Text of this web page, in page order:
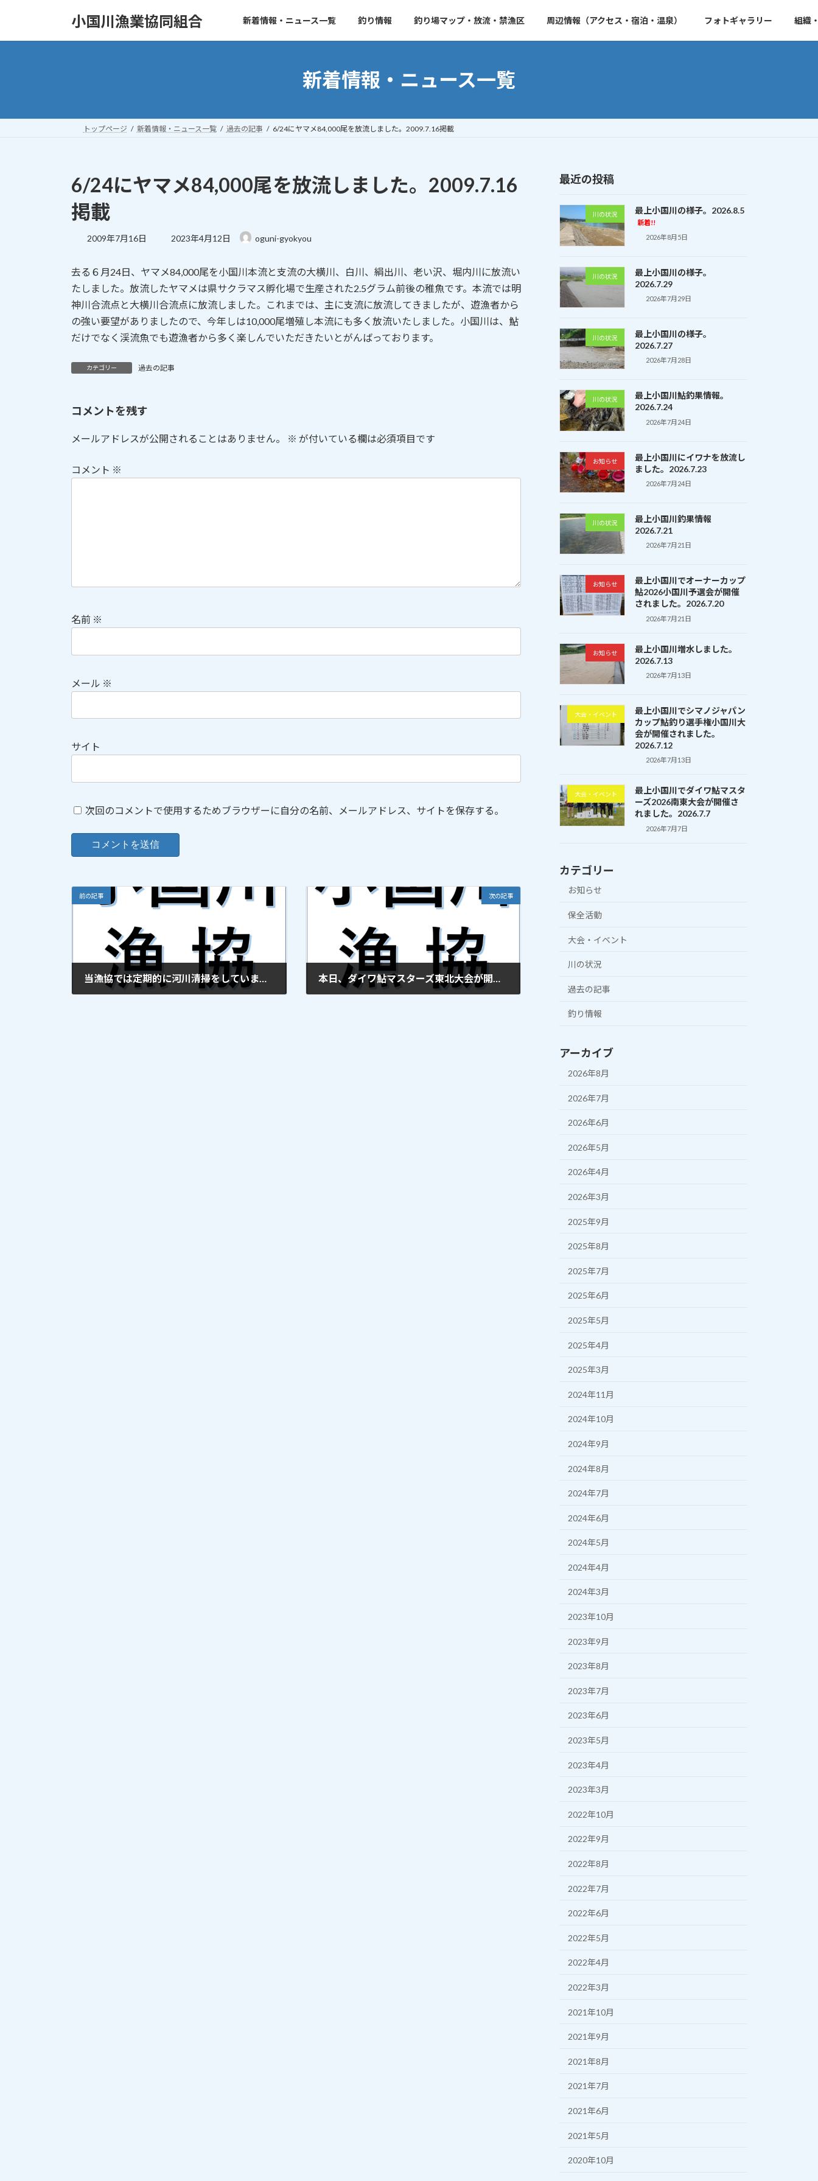
小国川漁業協同組合 新着情報・ニュース一覧 釣り情報 釣り場マップ・放流・禁漁区 周辺情報（アクセス・宿泊・温泉） フォトギャラリー 組織
新着情報・ニュース一覧
トップページ 新着情報・ニュース一覧 過去の記事 6/24にヤマメ84,000尾を放流しました。2009.7.16掲載
6/24にヤマメ84,000尾を放流しました。2009.7.16
掲載
2009年7月16日
最
新
日
:
2023年4月12日 oguni-gyokyou
去る６月24日、ヤマメ84,000尾を小国川本流と支流の大横川、白川、絹出川、老い沢、堀内川に放流い
たしました。放流したヤマメは県サクラマス孵化場で生産された2.5グラム前後の稚魚です。本流では明
神川合流点と大横川合流点に放流しました。これまでは、主に支流に放流してきましたが、遊漁者から
の強い要望がありましたので、今年しは10,000尾増殖し本流にも多く放流いたしました。小国川は、鮎
だけでなく渓流魚でも遊漁者から多く楽しんでいただきたいとがんばっております。
カテゴリー 過去の記事
コメントを残す
メールアドレスが公開されることはありません。 ※ が付いている欄は必須項目です
コメント ※
名前 ※
メール ※
サイト
次回のコメントで使用するためブラウザーに自分の名前、メールアドレス、サイトを保存する。
前の記事 次の記事
最近の投稿
川の状況 最上小国川の様子。2026.8.5
新着!!
2026年8月5日
川の状況
最上小国川の様子。
2026.7.29
2026年7月29日
川の状況
最上小国川の様子。
2026.7.27
2026年7月28日
川の状況
最上小国川鮎釣果情報。
2026.7.24
2026年7月24日
お知らせ
最上小国川にイワナを放流し
ました。2026.7.23
2026年7月24日
川の状況
最上小国川釣果情報
2026.7.21
2026年7月21日
お知らせ
最上小国川でオーナーカップ
鮎2026小国川予選会が開催
されました。2026.7.20
2026年7月21日
お知らせ
最上小国川増水しました。
2026.7.13
2026年7月13日
大会・イベント
最上小国川でシマノジャパン
カップ鮎釣り選手権小国川大
会が開催されました。
2026.7.12
2026年7月13日
大会・イベント
最上小国川でダイワ鮎マスタ
ーズ2026南東大会が開催さ
れました。2026.7.7
2026年7月7日
カテゴリー
お知らせ
保全活動
大会・イベント
川の状況
過去の記事
釣り情報
アーカイブ
2026年8月
2026年7月
2026年6月
2026年5月
2026年4月
2026年3月
2025年9月
2025年8月
2025年7月
2025年6月
2025年5月
2025年4月
2025年3月
2024年11月
2024年10月
2024年9月
2024年8月
2024年7月
2024年6月
2024年5月
2024年4月
2024年3月
2023年10月
2023年9月
2023年8月
2023年7月
2023年6月
2023年5月
2023年4月
2023年3月
2022年10月
2022年9月
2022年8月
2022年7月
2022年6月
2022年5月
2022年4月
2022年3月
2021年10月
2021年9月
2021年8月
2021年7月
2021年6月
2021年5月
2020年10月